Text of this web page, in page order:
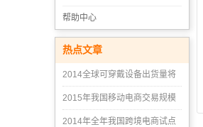
帮助中心
热点文章
2014全球可穿戴设备出货量将
2015年我国移动电商交易规模
2014年全年我国跨境电商试点